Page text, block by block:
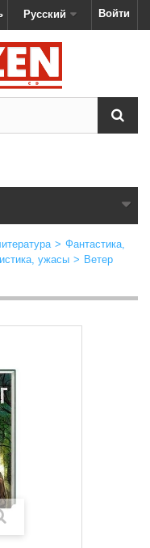
Войти
Русский
> Фантастика,
ужасы > Ветер